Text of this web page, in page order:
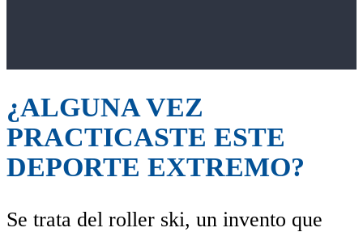
¿ALGUNA VEZ
PRACTICASTE ESTE
DEPORTE EXTREMO?
Se trata del roller ski, un invento que